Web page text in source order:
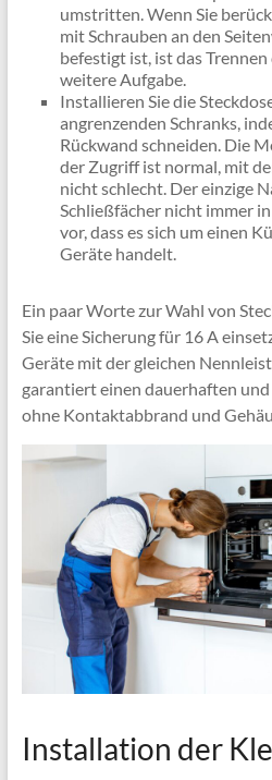
umstritten. Wenn Sie
mit Schrauben an den
befestigt ist, ist das
weitere Aufgabe.
Installieren Sie die
angrenzenden Schranks,
Rückwand schneiden. Die
der Zugriff ist normal, mit
nicht schlecht. Der einzige
Schließfächer nicht immer
vor, dass es sich um einen
Geräte handelt.
Ein paar Worte zur Wahl von
Sie eine Sicherung für 16 A
Geräte mit der gleichen
garantiert einen dauerhaften
ohne Kontaktabbrand und
Installation der